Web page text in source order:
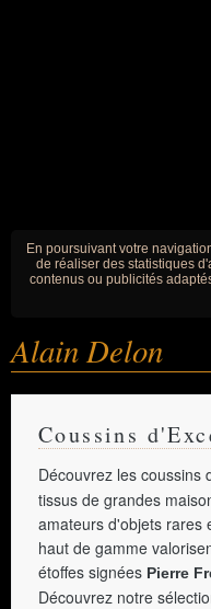
En poursuivant votre
de réaliser des statistiques
contenus ou publicités
Alain Delon
Coussins
Découvrez les coussins
tissus de grandes
amateurs d'objets rares
haut de gamme
étoffes signées Pierre
Découvrez notre